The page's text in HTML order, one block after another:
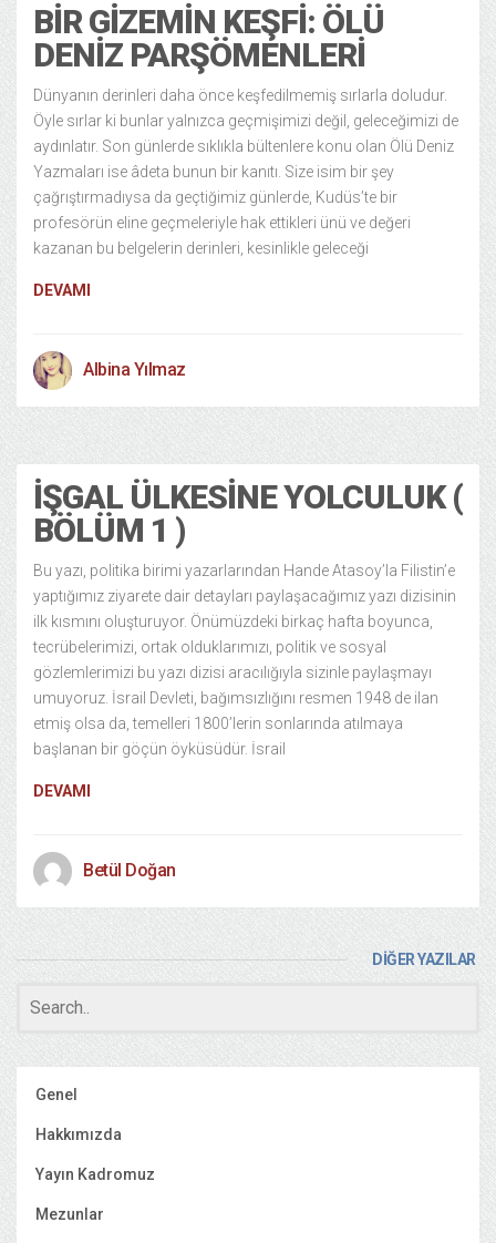
BIR GIZEMIN KEŞFI: ÖLÜ
DENIZ PARŞÖMENLERI
Dünyanın derinleri daha önce keşfedilmemiş sırlarla doludur.
Öyle sırlar ki bunlar yalnızca geçmişimizi değil, geleceğimizi de
aydınlatır. Son günlerde sıklıkla bültenlere konu olan Ölü Deniz
Yazmaları ise âdeta bunun bir kanıtı. Size isim bir şey
çağrıştırmadıysa da geçtiğimiz günlerde, Kudüs’te bir
profesörün eline geçmeleriyle hak ettikleri ünü ve değeri
kazanan bu belgelerin derinleri, kesinlikle geleceği
DEVAMI
Albina Yılmaz
Politika
13 years ago
İŞGAL ÜLKESINE YOLCULUK (
BÖLÜM 1 )
Bu yazı, politika birimi yazarlarından Hande Atasoy’la Filistin’e
yaptığımız ziyarete dair detayları paylaşacağımız yazı dizisinin
ilk kısmını oluşturuyor. Önümüzdeki birkaç hafta boyunca,
tecrübelerimizi, ortak olduklarımızı, politik ve sosyal
gözlemlerimizi bu yazı dizisi aracılığıyla sizinle paylaşmayı
umuyoruz. İsrail Devleti, bağımsızlığını resmen 1948 de ilan
etmiş olsa da, temelleri 1800’lerin sonlarında atılmaya
başlanan bir göçün öyküsüdür. İsrail
DEVAMI
Betül Doğan
DİĞER YAZILAR
Genel
Hakkımızda
Yayın Kadromuz
Mezunlar